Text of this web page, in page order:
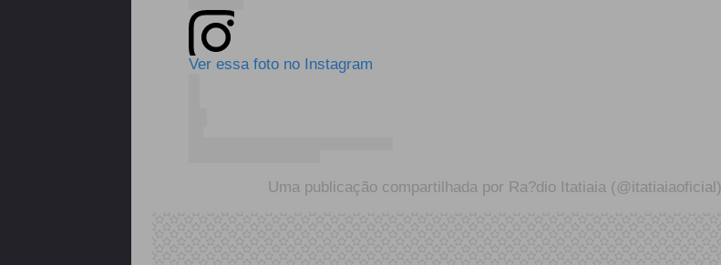
Ver essa foto no Instagram
Uma publicação compartilhada por Ra?dio Itatiaia (@itatiaiaoficial)